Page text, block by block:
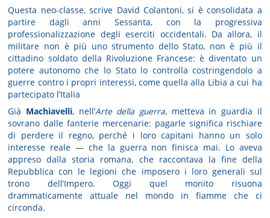
Questa neo-classe, scrive David Colantoni, si è consolidata a
partire dagli anni Sessanta, con la progressiva
professionalizzazione degli eserciti occidentali. Da allora, il
militare non è più uno strumento dello Stato, non è più il
cittadino soldato della Rivoluzione Francese: è diventato un
potere autonomo che lo Stato lo controlla costringendolo a
guerre contro i propri interessi, come quella alla Libia a cui ha
partecipato l’Italia
Già Machiavelli, nell’Arte della guerra, metteva in guardia il
sovrano dalle fanterie mercenarie: pagarle significa rischiare
di perdere il regno, perché i loro capitani hanno un solo
interesse reale — che la guerra non finisca mai. Lo aveva
appreso dalla storia romana, che raccontava la fine della
Repubblica con le legioni che imposero i loro generali sul
trono dell’Impero. Oggi quel monito risuona
drammaticamente attuale nel mondo in fiamme che ci
circonda.